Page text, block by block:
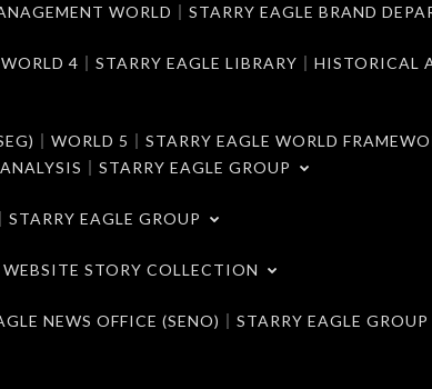
WORLD｜STARRY EAGLE BRAND
4｜STARRY EAGLE LIBRARY｜HISTORICAL
｜WORLD 5｜STARRY EAGLE WORLD
｜STARRY EAGLE GROUP
STARRY EAGLE GROUP
STORY COLLECTION
NEWS OFFICE (SENO)｜STARRY EAGLE GROUP